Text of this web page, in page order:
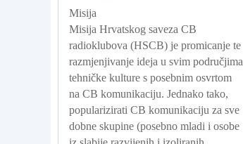
Misija
Misija Hrvatskog saveza CB
radioklubova (HSCB) je promicanje te
razmjenjivanje ideja u svim područjima
tehničke kulture s posebnim osvrtom
na CB komunikaciju. Jednako tako,
popularizirati CB komunikaciju za sve
dobne skupine (posebno mladi i osobe